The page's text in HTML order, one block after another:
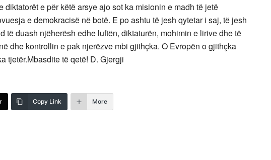
diktatorët e për këtë arsye ajo sot ka misionin e madh të jetë
e demokracisë në botë. E po ashtu të jesh qytetar i saj, të jesh
të duash njëherësh edhe luftën, diktaturën, mohimin e lirive dhe të
dhe kontrollin e pak njerëzve mbi gjithçka. O Evropën o gjithçka
tjetër.Mbasdite të qetë! D. Gjergji
Copy Link More